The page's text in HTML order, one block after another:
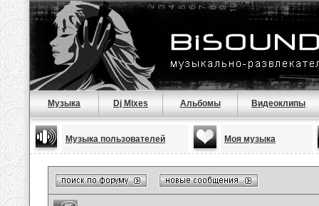
Музыка Dj Mixes Альбомы Видеоклипы
Музыка пользователей Моя музыка